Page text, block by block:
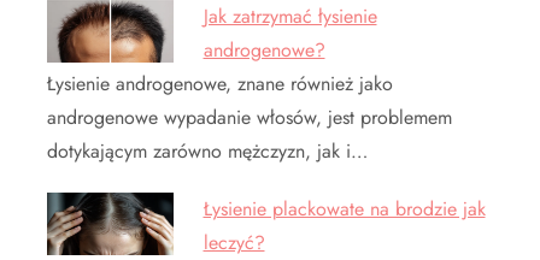
Jak zatrzymać łysienie
androgenowe?
Łysienie androgenowe, znane również jako
androgenowe wypadanie włosów, jest problemem
dotykającym zarówno mężczyzn, jak i…
Łysienie plackowate na brodzie jak
leczyć?